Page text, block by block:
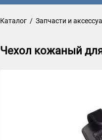
Каталог / Запчасти и
Чехол кожаный для